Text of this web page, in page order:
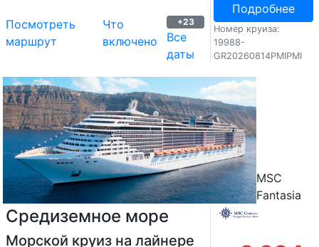
Посмотреть
маршрут
Что
включено
+23
Все
даты
Подробнее
Номер круиза:
19988-
GR20260814PMIPMI
MSC
Fantasia
Средиземное море
Морской круиз на лайнере